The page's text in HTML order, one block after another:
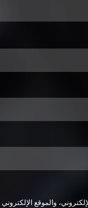
والموقع